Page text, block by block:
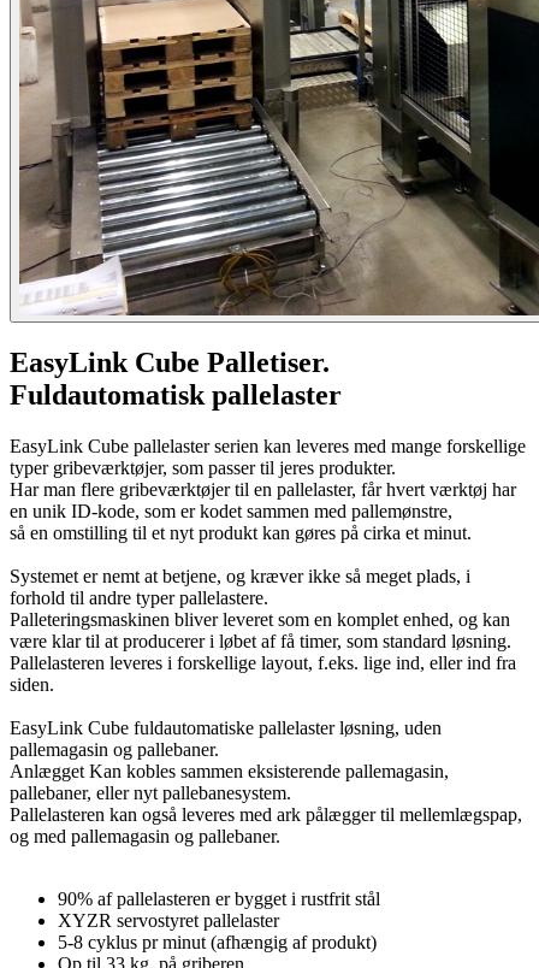
EasyLink Cube Palletiser.
Fuldautomatisk pallelaster
EasyLink Cube pallelaster serien kan leveres med mange forskellige
typer gribeværktøjer, som passer til jeres produkter.
Har man flere gribeværktøjer til en pallelaster, får hvert værktøj har
en unik ID-kode, som er kodet sammen med pallemønstre,
så en omstilling til et nyt produkt kan gøres på cirka et minut.
Systemet er nemt at betjene, og kræver ikke så meget plads, i
forhold til andre typer pallelastere.
Palleteringsmaskinen bliver leveret som en komplet enhed, og kan
være klar til at producerer i løbet af få timer, som standard løsning.
Pallelasteren leveres i forskellige layout, f.eks. lige ind, eller ind fra
siden.
EasyLink Cube fuldautomatiske pallelaster løsning, uden
pallemagasin og pallebaner.
Anlægget Kan kobles sammen eksisterende pallemagasin,
pallebaner, eller nyt pallebanesystem.
Pallelasteren kan også leveres med ark pålægger til mellemlægspap,
og med pallemagasin og pallebaner.
90% af pallelasteren er bygget i rustfrit stål
XYZR servostyret pallelaster
5-8 cyklus pr minut (afhængig af produkt)
Op til 33 kg. på griberen